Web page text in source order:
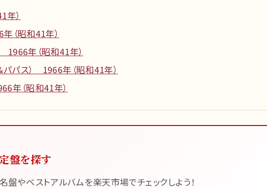
）
（昭和41年）
1966年（昭和41年）
パパス） 1966年（昭和41年）
年（昭和41年）
盤を探す
盤やベストアルバムを楽天市場でチェックしよう！